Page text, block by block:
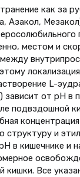
как за
Азакол,
местом и
L-
зависит от рН в
подвздошной
и
в кишечнике и
Все